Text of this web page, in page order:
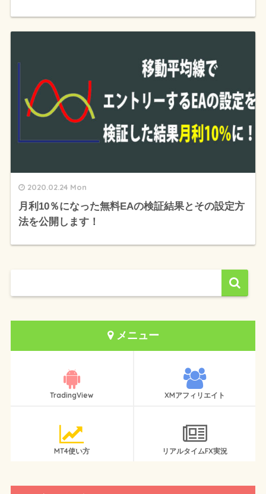
2020.02.24 Mon
月利10％になった無料EAの検証結果とその設定方
法を公開します！
メニュー
TradingView XMアフィリエイト
MT4使い方 リアルタイムFX実況